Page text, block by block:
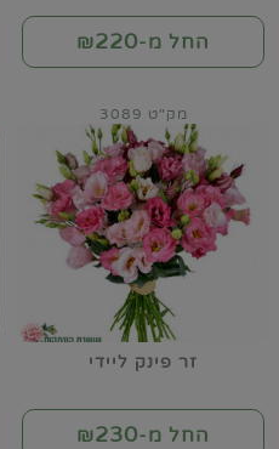
החל מ-₪220
זר פינק ליידי
מק"ט 3089
החל מ-₪230